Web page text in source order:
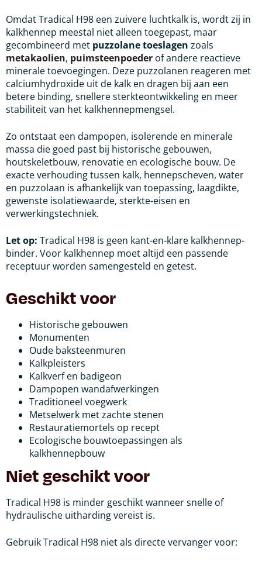
Omdat Tradical H98 een zuivere luchtkalk is, wordt zij in
kalkhennep meestal niet alleen toegepast, maar
gecombineerd met puzzolane toeslagen zoals
metakaolien, puimsteenpoeder of andere reactieve
minerale toevoegingen. Deze puzzolanen reageren met
calciumhydroxide uit de kalk en dragen bij aan een
betere binding, snellere sterkteontwikkeling en meer
stabiliteit van het kalkhennepmengsel.
Zo ontstaat een dampopen, isolerende en minerale
massa die goed past bij historische gebouwen,
houtskeletbouw, renovatie en ecologische bouw. De
exacte verhouding tussen kalk, hennepscheven, water
en puzzolaan is afhankelijk van toepassing, laagdikte,
gewenste isolatiewaarde, sterkte-eisen en
verwerkingstechniek.
Let op: Tradical H98 is geen kant-en-klare kalkhennep-
binder. Voor kalkhennep moet altijd een passende
receptuur worden samengesteld en getest.
Geschikt voor
Historische gebouwen
Monumenten
Oude baksteenmuren
Kalkpleisters
Kalkverf en badigeon
Dampopen wandafwerkingen
Traditioneel voegwerk
Metselwerk met zachte stenen
Restauratiemortels op recept
Ecologische bouwtoepassingen als
kalkhennepbouw
Niet geschikt voor
Tradical H98 is minder geschikt wanneer snelle of
hydraulische uitharding vereist is.
Gebruik Tradical H98 niet als directe vervanger voor: